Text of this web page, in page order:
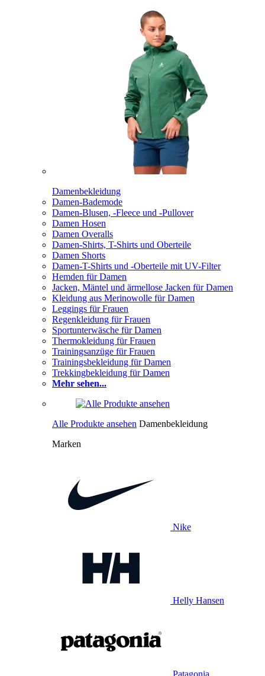
Damenbekleidung
Damen-Bademode
Damen-Blusen, -Fleece und -Pullover
Damen Hosen
Damen Overalls
Damen-Shirts, T-Shirts und Oberteile
Damen Shorts
Damen-T-Shirts und -Oberteile mit UV-Filter
Hemden für Damen
Jacken, Mäntel und ärmellose Jacken für Damen
Kleidung aus Merinowolle für Damen
Leggings für Frauen
Regenkleidung für Frauen
Sportunterwäsche für Damen
Thermokleidung für Frauen
Trainingsanzüge für Frauen
Trainingsbekleidung für Damen
Trekkingbekleidung für Damen
Mehr sehen...
Alle Produkte ansehen Damenbekleidung
Marken
Nike
Helly Hansen
Patagonia